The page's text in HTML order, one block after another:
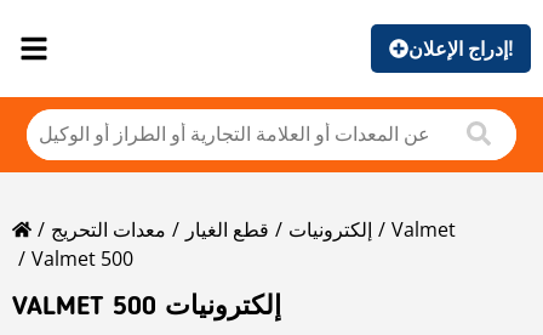
إدراج الإعلان!
معدات التحريج قطع الغيار إلكترونيات
Valmet
Valmet 500
VALMET 500 إلكترونيات